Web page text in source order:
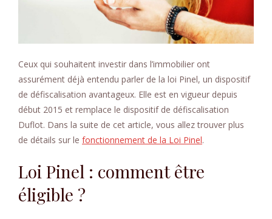
Ceux qui souhaitent investir dans l’immobilier ont
assurément déjà entendu parler de la loi Pinel, un dispositif
de défiscalisation avantageux. Elle est en vigueur depuis
début 2015 et remplace le dispositif de défiscalisation
Duflot. Dans la suite de cet article, vous allez trouver plus
de détails sur le fonctionnement de la Loi Pinel.
Loi Pinel : comment être
éligible ?